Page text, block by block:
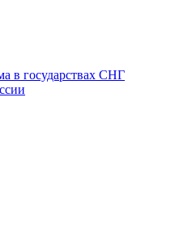
в государствах СНГ